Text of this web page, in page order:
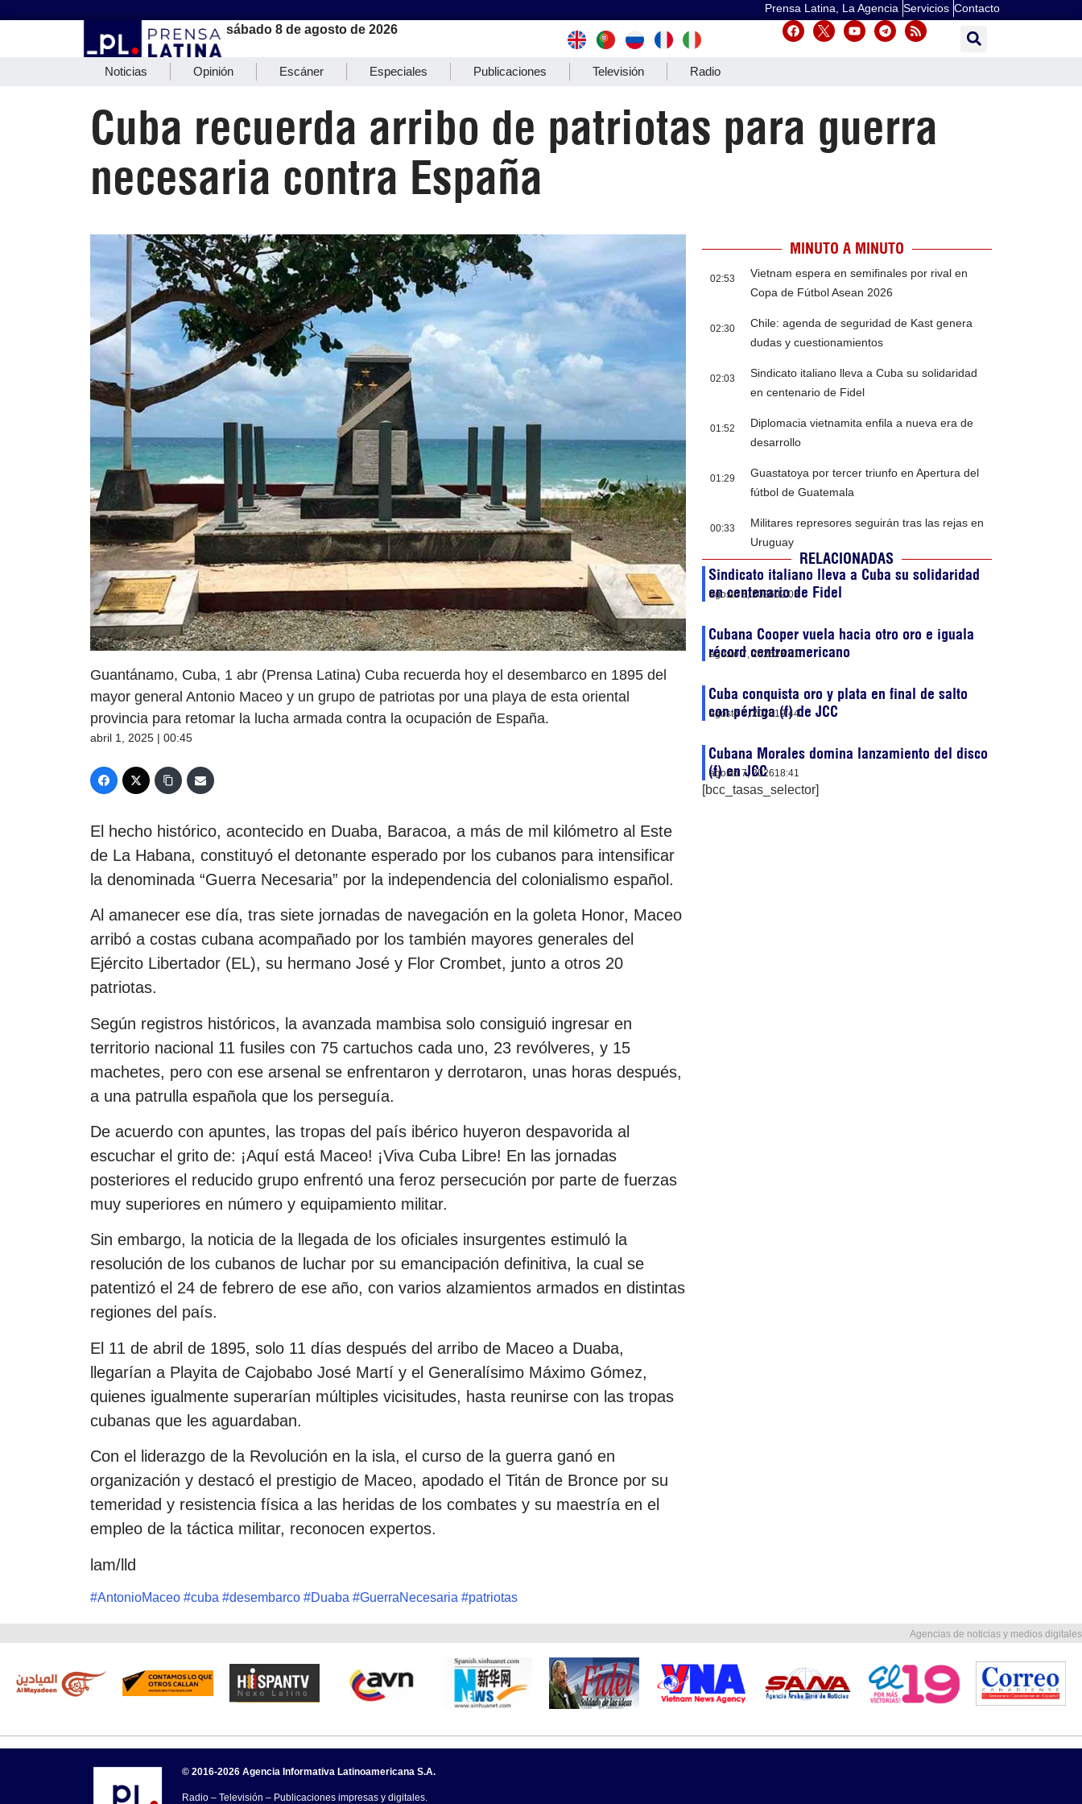
Prensa Latina, La Agencia Servicios Contacto
sábado 8 de agosto de 2026
Noticias Opinión Escáner Especiales Publicaciones Televisión Radio
Cuba recuerda arribo de patriotas para guerra
necesaria contra España
Guantánamo, Cuba, 1 abr (Prensa Latina) Cuba recuerda hoy el desembarco en 1895 del
mayor general Antonio Maceo y un grupo de patriotas por una playa de esta oriental
provincia para retomar la lucha armada contra la ocupación de España.
abril 1, 2025 | 00:45
El hecho histórico, acontecido en Duaba, Baracoa, a más de mil kilómetro al Este
de La Habana, constituyó el detonante esperado por los cubanos para intensificar
la denominada “Guerra Necesaria” por la independencia del colonialismo español.
Al amanecer ese día, tras siete jornadas de navegación en la goleta Honor, Maceo
arribó a costas cubana acompañado por los también mayores generales del
Ejército Libertador (EL), su hermano José y Flor Crombet, junto a otros 20
patriotas.
Según registros históricos, la avanzada mambisa solo consiguió ingresar en
territorio nacional 11 fusiles con 75 cartuchos cada uno, 23 revólveres, y 15
machetes, pero con ese arsenal se enfrentaron y derrotaron, unas horas después,
a una patrulla española que los perseguía.
De acuerdo con apuntes, las tropas del país ibérico huyeron despavorida al
escuchar el grito de: ¡Aquí está Maceo! ¡Viva Cuba Libre! En las jornadas
posteriores el reducido grupo enfrentó una feroz persecución por parte de fuerzas
muy superiores en número y equipamiento militar.
Sin embargo, la noticia de la llegada de los oficiales insurgentes estimuló la
resolución de los cubanos de luchar por su emancipación definitiva, la cual se
patentizó el 24 de febrero de ese año, con varios alzamientos armados en distintas
regiones del país.
El 11 de abril de 1895, solo 11 días después del arribo de Maceo a Duaba,
llegarían a Playita de Cajobabo José Martí y el Generalísimo Máximo Gómez,
quienes igualmente superarían múltiples vicisitudes, hasta reunirse con las tropas
cubanas que les aguardaban.
Con el liderazgo de la Revolución en la isla, el curso de la guerra ganó en
organización y destacó el prestigio de Maceo, apodado el Titán de Bronce por su
temeridad y resistencia física a las heridas de los combates y su maestría en el
empleo de la táctica militar, reconocen expertos.
lam/lld
#AntonioMaceo #cuba #desembarco #Duaba #GuerraNecesaria #patriotas
MINUTO A MINUTO
02:53
Vietnam espera en semifinales por rival en
Copa de Fútbol Asean 2026
02:30
Chile: agenda de seguridad de Kast genera
dudas y cuestionamientos
02:03
Sindicato italiano lleva a Cuba su solidaridad
en centenario de Fidel
01:52
Diplomacia vietnamita enfila a nueva era de
desarrollo
01:29
Guastatoya por tercer triunfo en Apertura del
fútbol de Guatemala
00:33
Militares represores seguirán tras las rejas en
Uruguay
RELACIONADAS
Sindicato italiano lleva a Cuba su solidaridad
en centenario de Fidel
agosto 8, 202602:03
Cubana Cooper vuela hacia otro oro e iguala
récord centroamericano
agosto 7, 202623:51
Cuba conquista oro y plata en final de salto
con pértiga (f) de JCC
agosto 7, 202619:44
Cubana Morales domina lanzamiento del disco
(f) en JCC
agosto 7, 202618:41
[bcc_tasas_selector]
Agencias de noticias y medios digitales
© 2016-2026 Agencia Informativa Latinoamericana S.A.
Radio – Televisión – Publicaciones impresas y digitales.